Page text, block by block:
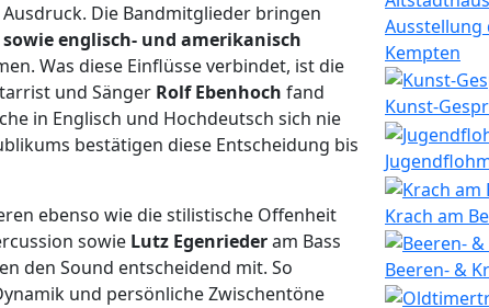
Die Bandmitglieder bringen
englisch- und amerikanisch
Was diese Einflüsse verbindet, ist die
und Sänger Rolf Ebenhoch fand
in Englisch und Hochdeutsch sich nie
bestätigen diese Entscheidung bis
ebenso wie die stilistische Offenheit
sowie Lutz Egenriederam Bass
den Sound entscheidend mit. So
und persönliche Zwischentöne
Ausstellung
Kempten
Kunst-
Krach am
Beeren- &